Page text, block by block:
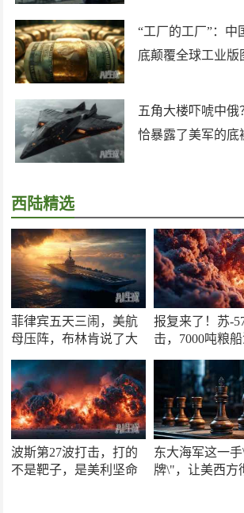
“工厂的工厂”：中
底颠覆全球工业版
五角大楼吓唬中俄
恰暴露了美军的底
西陆精选
菲律宾五天三闹，美航
母压阵，布林肯说了大
报复来了！苏-
击，7000吨粮
波斯第27波打击，打的
不是靶子，是美利坚命
东大海军这一
牌\"，让美西方